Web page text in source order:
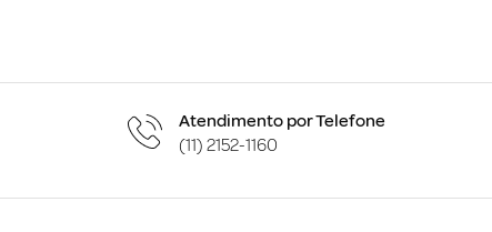
Atendimento por Telefone
(11) 2152-1160